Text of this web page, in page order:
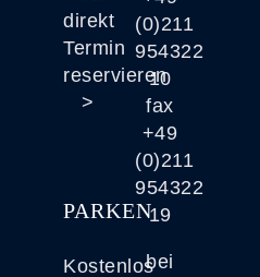
direkt
Termin
reservieren
>
PARKEN
Kostenlos
(0)211
954322
10
fax
+49
(0)211
954322
19
bei